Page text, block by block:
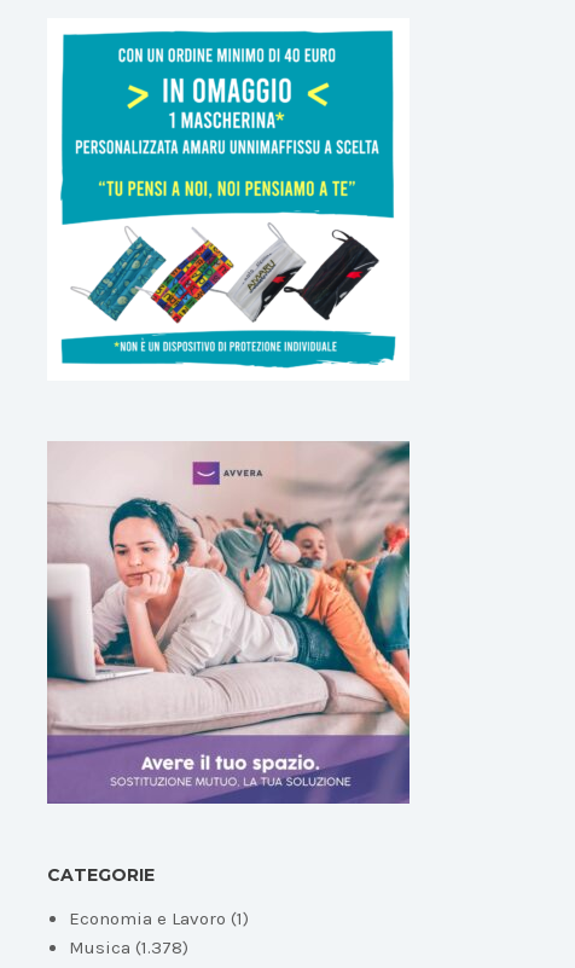
CATEGORIE
Economia e Lavoro (1)
Musica (1.378)